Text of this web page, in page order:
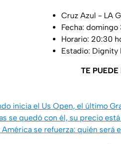
Cruz Azul - LA
Fecha:
Horario: 20:30
Estadio: Dignity
TE PUEDE
inicia el Us Open, el último
se quedó con él, su precio
se refuerza: quién será